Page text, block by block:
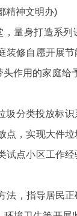
精神文明办)
量身打造系列
装修自愿开展
作用的家庭给
圾分类投放标
点，实现大件
试点小区工作经
法，指导居民正